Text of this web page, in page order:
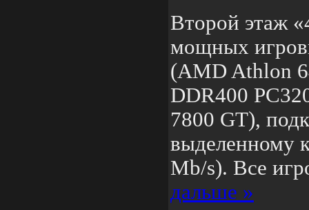
Второй этаж
мощных
(AMD Athlon
DDR400
7800 GT),
выделенному
Mb/s). Все
дальше »